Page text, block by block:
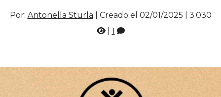
Por: Antonella Sturla | Creado el 02/01/2025 | 3.030
| 1